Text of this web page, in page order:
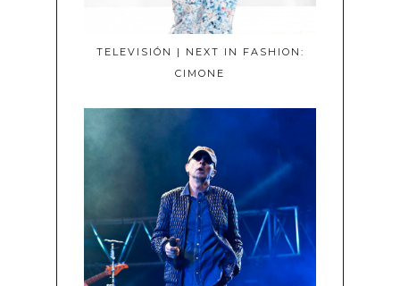
TELEVISIÓN | NEXT IN FASHION:
CIMONE